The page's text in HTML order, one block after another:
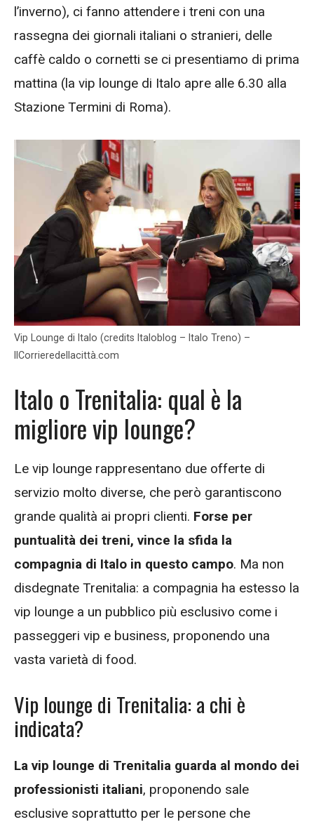
l’inverno), ci fanno attendere i treni con una
rassegna dei giornali italiani o stranieri, delle
caffè caldo o cornetti se ci presentiamo di prima
mattina (la vip lounge di Italo apre alle 6.30 alla
Stazione Termini di Roma).
Vip Lounge di Italo (credits Italoblog – Italo Treno) –
IlCorrieredellacittà.com
Italo o Trenitalia: qual è la
migliore vip lounge?
Le vip lounge rappresentano due offerte di
servizio molto diverse, che però garantiscono
grande qualità ai propri clienti. Forse per
puntualità dei treni, vince la sfida la
compagnia di Italo in questo campo. Ma non
disdegnate Trenitalia: a compagnia ha estesso la
vip lounge a un pubblico più esclusivo come i
passeggeri vip e business, proponendo una
vasta varietà di food.
Vip lounge di Trenitalia: a chi è
indicata?
La vip lounge di Trenitalia guarda al mondo dei
professionisti italiani, proponendo sale
esclusive soprattutto per le persone che